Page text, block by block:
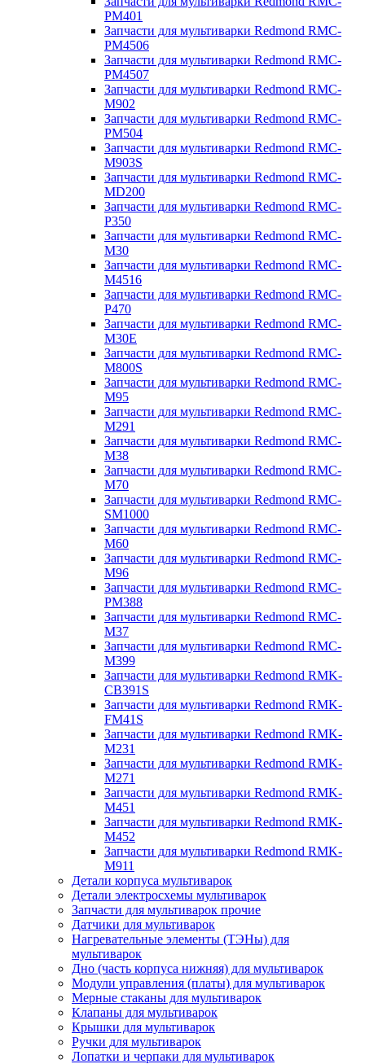
PM401
Запчасти для мультиварки Redmond RMC-
PM4506
Запчасти для мультиварки Redmond RMC-
PM4507
Запчасти для мультиварки Redmond RMC-
M902
Запчасти для мультиварки Redmond RMC-
PM504
Запчасти для мультиварки Redmond RMC-
M903S
Запчасти для мультиварки Redmond RMC-
MD200
Запчасти для мультиварки Redmond RMC-
P350
Запчасти для мультиварки Redmond RMC-
M30
Запчасти для мультиварки Redmond RMC-
M4516
Запчасти для мультиварки Redmond RMC-
P470
Запчасти для мультиварки Redmond RMC-
M30E
Запчасти для мультиварки Redmond RMC-
M800S
Запчасти для мультиварки Redmond RMC-
M95
Запчасти для мультиварки Redmond RMC-
M291
Запчасти для мультиварки Redmond RMC-
M38
Запчасти для мультиварки Redmond RMC-
M70
Запчасти для мультиварки Redmond RMC-
SM1000
Запчасти для мультиварки Redmond RMC-
M60
Запчасти для мультиварки Redmond RMC-
M96
Запчасти для мультиварки Redmond RMC-
PM388
Запчасти для мультиварки Redmond RMC-
M37
Запчасти для мультиварки Redmond RMC-
M399
Запчасти для мультиварки Redmond RMK-
CB391S
Запчасти для мультиварки Redmond RMK-
FM41S
Запчасти для мультиварки Redmond RMK-
M231
Запчасти для мультиварки Redmond RMK-
M271
Запчасти для мультиварки Redmond RMK-
M451
Запчасти для мультиварки Redmond RMK-
M452
Запчасти для мультиварки Redmond RMK-
M911
Детали корпуса мультиварок
Детали электросхемы мультиварок
Запчасти для мультиварок прочие
Датчики для мультиварок
Нагревательные элементы (ТЭНы) для
мультиварок
Дно (часть корпуса нижняя) для мультиварок
Модули управления (платы) для мультиварок
Мерные стаканы для мультиварок
Клапаны для мультиварок
Крышки для мультиварок
Ручки для мультиварок
Лопатки и черпаки для мультиварок